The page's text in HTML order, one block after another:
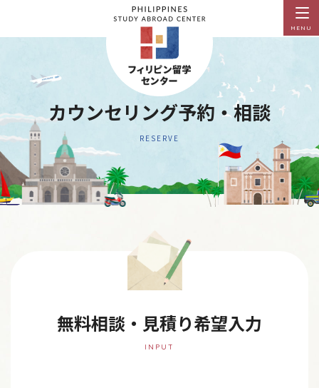
MENU
カウンセリング予約・相談
RESERVE
無料相談・見積り希望入力
INPUT